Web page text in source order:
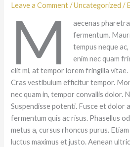
Leave a Comment /Uncategorized /
M
aecenas
fermentum.
tempus neque
enim nec quam
elit mi, at tempor lorem fringilla
Cras vestibulum efficitur tempor.
nec quam in, tempor convallis dolor.
Suspendisse potenti. Fusce et dolor
fermentum quis ac risus. Phasellus
metus a, cursus rhoncus purus.
luctus maximus et justo. Aenean